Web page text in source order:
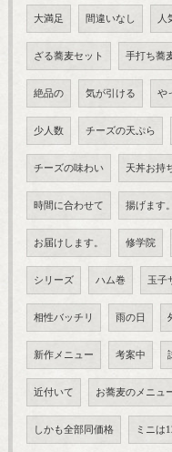
大満足 間違いなし 人
ざる蕎麦セット 手打ち蕎
絶品の 気が引ける や
少人数 チーズの天ぷら
チーズの味わい 天丼お持
時間に合わせて 揚げます。
お届けします。 修学院
シリーズ ハム巻 玉子
相性バッチリ 雨の日
新作メニュー 考案中
近付いて お蕎麦のメニュ
しかも全部同価格 ミニは